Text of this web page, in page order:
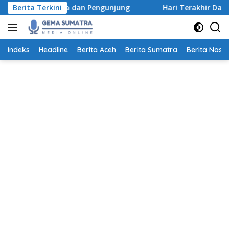
Langsung
ke
konten
Berita Terkini
Peserta dan Pengunjung Hari Terakhir Daftar
Indeks Headline Berita Aceh Berita Sumatra Berita